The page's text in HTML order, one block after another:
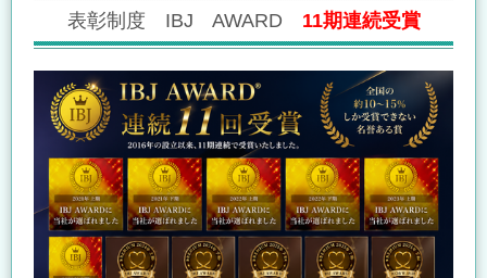
表彰制度 IBJ AWARD 11期連続受賞